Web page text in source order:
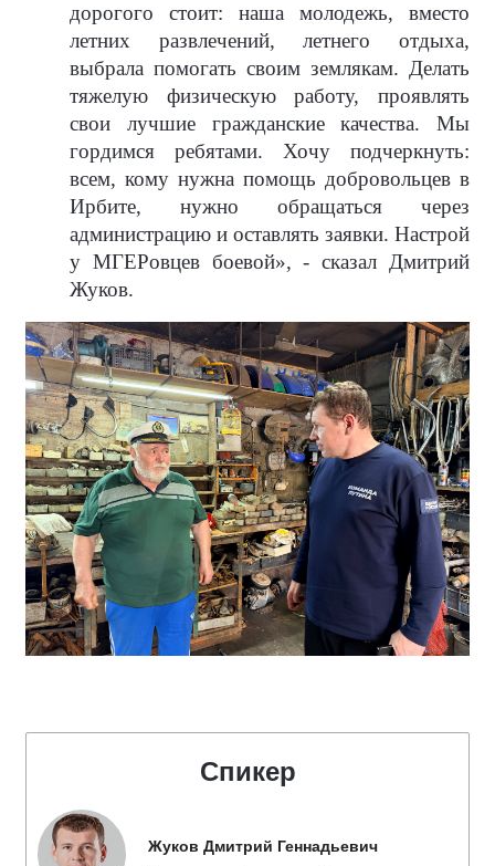
дорогого стоит: наша молодежь, вместо
летних развлечений, летнего отдыха,
выбрала помогать своим землякам. Делать
тяжелую физическую работу, проявлять
свои лучшие гражданские качества. Мы
гордимся ребятами. Хочу подчеркнуть:
всем, кому нужна помощь добровольцев в
Ирбите, нужно обращаться через
администрацию и оставлять заявки. Настрой
у МГЕРовцев боевой», - сказал Дмитрий
Жуков.
Спикер
Жуков Дмитрий Геннадьевич